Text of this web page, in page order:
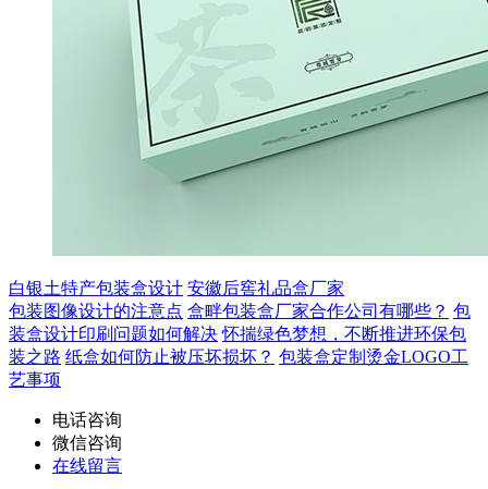
白银土特产包装盒设计 安徽后窖礼品盒厂家
包装图像设计的注意点 盒畔包装盒厂家合作公司有哪些？ 包
装盒设计印刷问题如何解决 怀揣绿色梦想，不断推进环保包
装之路 纸盒如何防止被压坏损坏？ 包装盒定制烫金LOGO工
艺事项
电话咨询
微信咨询
在线留言